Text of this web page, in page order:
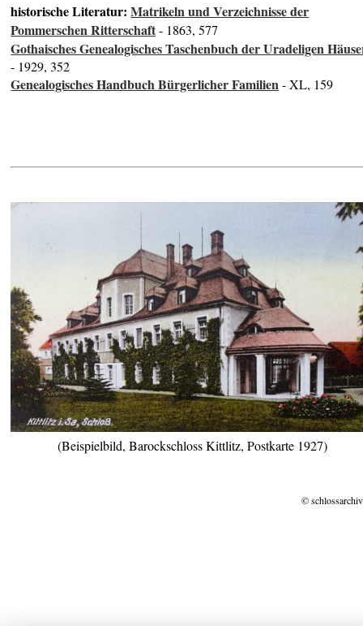
historische Literatur:Matrikeln und Verzeichnisse der
Pommerschen Ritterschaft- 1863, 577
Gothaisches Genealogisches Taschenbuch der Uradeligen
- 1929, 352
Genealogisches Handbuch Bürgerlicher Familien- XL, 159
(Beispielbild, Barockschloss Kittlitz, Postkarte 1927)
©